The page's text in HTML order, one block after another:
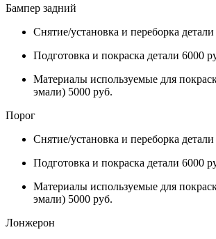
Бампер задний
Снятие/установка и переборка
Подготовка и покраска детали 6000
Материалы используемые для
эмали) 5000 руб.
Порог
Снятие/установка и переборка
Подготовка и покраска детали 6000
Материалы используемые для
эмали) 5000 руб.
Лонжерон